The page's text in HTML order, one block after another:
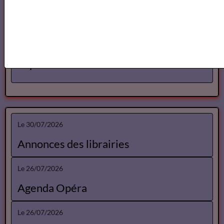
Le 30/07/2026
Annonces des librairies
Le 26/07/2026
Agenda Opéra
Le 26/07/2026